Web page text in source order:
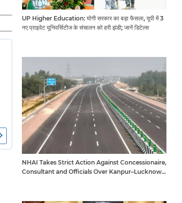
UP Higher Education: योगी सरकार का बड़ा फैसला, यूपी में 3
नए प्राइवेट यूनिवर्सिटीज के संचालन को हरी झंडी; जानें डिटेल्स
NHAI Takes Strict Action Against Concessionaire,
Consultant and Officials Over Kanpur–Lucknow